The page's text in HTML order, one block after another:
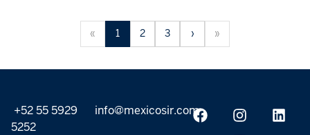
« 1 2 3 › »
+52 55 5929
5252
info@mexicosir.com